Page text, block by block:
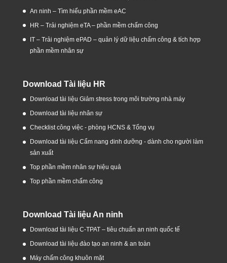
An ninh – Tìm hiểu phần mềm eAC
HR – Trải nghiệm eTA – phần mềm chấm công
IT – Trải nghiệm ePAD – quản lý dữ liệu chấm công & tích hợp
phần mềm nhân sự
Download Tài liệu HR
Download tài liệu Giảm stress trong môi trường nhà máy
Download tài liệu nhân sự
Checklist công việc - phòng HCNS & Tổng vụ
Download tài liệu Cẩm nang dinh dưỡng - dành cho người làm
sản xuất
Top phần mềm nhân sự hiệu quả
Top phần mềm chấm công
Download Tài liệu An ninh
Download tài liệu C-TPAT – tiêu chuẩn an ninh quốc tế
Download tài liệu đào tạo an ninh & an toàn
Máy chấm công khuôn mặt